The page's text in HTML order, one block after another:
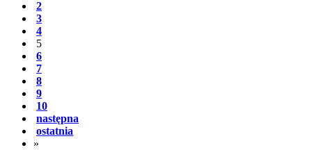
2
3
4
5
6
7
8
9
10
następna
ostatnia
»